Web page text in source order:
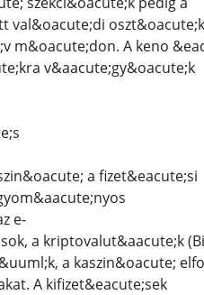
val&oacute;di
m&oacute;don. A keno
v&aacute;gy&oacute;k
a fizet&eacute;si
e-
a kriptovalut&aacute;k
a kaszin&oacute;
A kifizet&eacute;sek